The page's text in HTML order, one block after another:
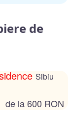
de
Sibiu
de la 600 RON